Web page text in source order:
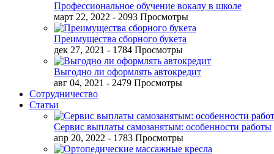
Профессиональное обучение вокалу в школе
март 22, 2022 - 2093 Просмотры
Преимущества сборного букета
дек 27, 2021 - 1784 Просмотры
Выгодно ли оформлять автокредит
авг 04, 2021 - 2479 Просмотры
Сотрудничество
Статьи
Сервис выплаты самозанятым: особенности работы
апр 20, 2022 - 1783 Просмотры